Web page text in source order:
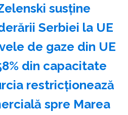
susţine
Serbiei la UE
de gaze din UE
din capacitate
restricţionează
spre Marea